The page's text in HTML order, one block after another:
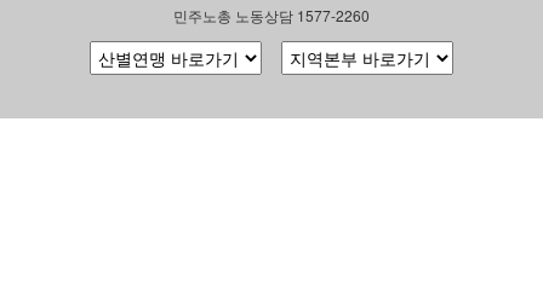
민주노총 노동상담 1577-2260